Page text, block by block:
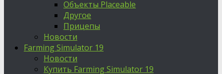
Объекты Placeable
Другое
Прицепы
Новости
Farming Simulator 19
Новости
Купить Farming Simulator 19